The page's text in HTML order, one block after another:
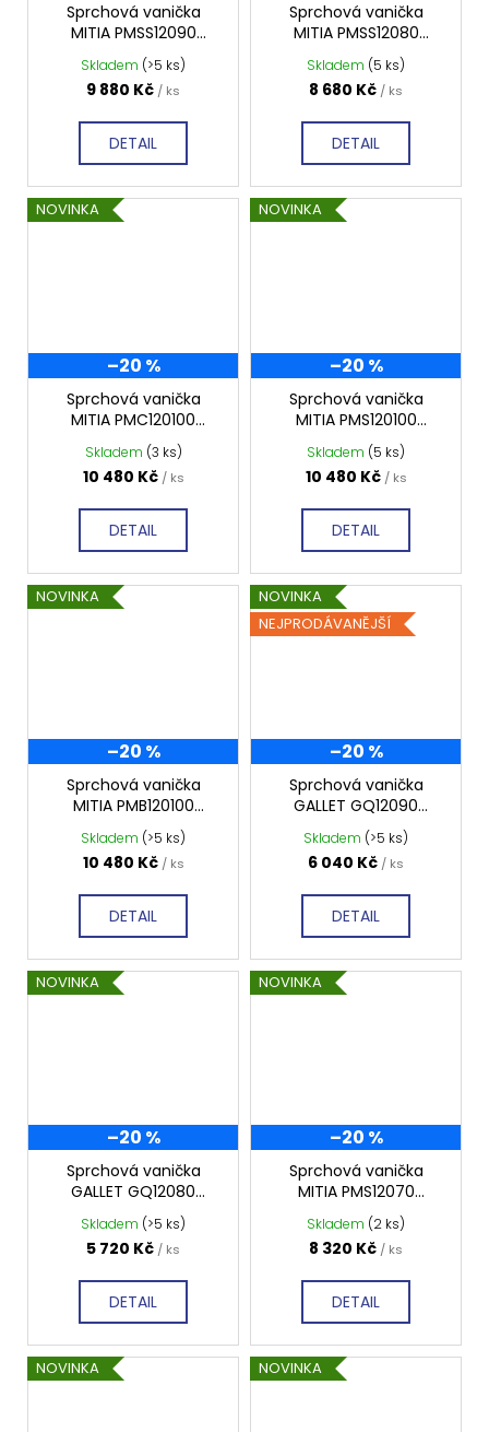
Sprchová vanička
MITIA PMSS12090
1200x900 mm, šedá
světlá profilovaná
Skladem (>5 ks)
9 880 Kč / ks
DETAIL
Sprchová vanička
MITIA PMSS12080
1200x800 mm, šedá
světlá profilovaná
Skladem (5 ks)
8 680 Kč / ks
DETAIL
NOVINKA
–20 %
Sprchová vanička
MITIA PMC120100
1200x1000 mm, černá
profilovaná
Skladem (3 ks)
10 480 Kč / ks
DETAIL
NOVINKA
–20 %
Sprchová vanička
MITIA PMS120100
1200x1000 mm, šedá
profilovaná
Skladem (5 ks)
10 480 Kč / ks
DETAIL
NOVINKA
–20 %
Sprchová vanička
MITIA PMB120100
1200x1000 mm, bílá
profilovaná
Skladem (>5 ks)
10 480 Kč / ks
DETAIL
NOVINKA
NEJPRODÁVANĚJŠÍ
–20 %
Sprchová vanička
GALLET GQ12090
1200x900 mm,
profilovaná
Skladem (>5 ks)
6 040 Kč / ks
DETAIL
NOVINKA
–20 %
Sprchová vanička
GALLET GQ12080
1200x800 mm,
profilovaná
Skladem (>5 ks)
5 720 Kč / ks
DETAIL
NOVINKA
–20 %
Sprchová vanička
MITIA PMS12070
1200x700 mm, šedá
profilovaná
Skladem (2 ks)
8 320 Kč / ks
DETAIL
NOVINKA NOVINKA